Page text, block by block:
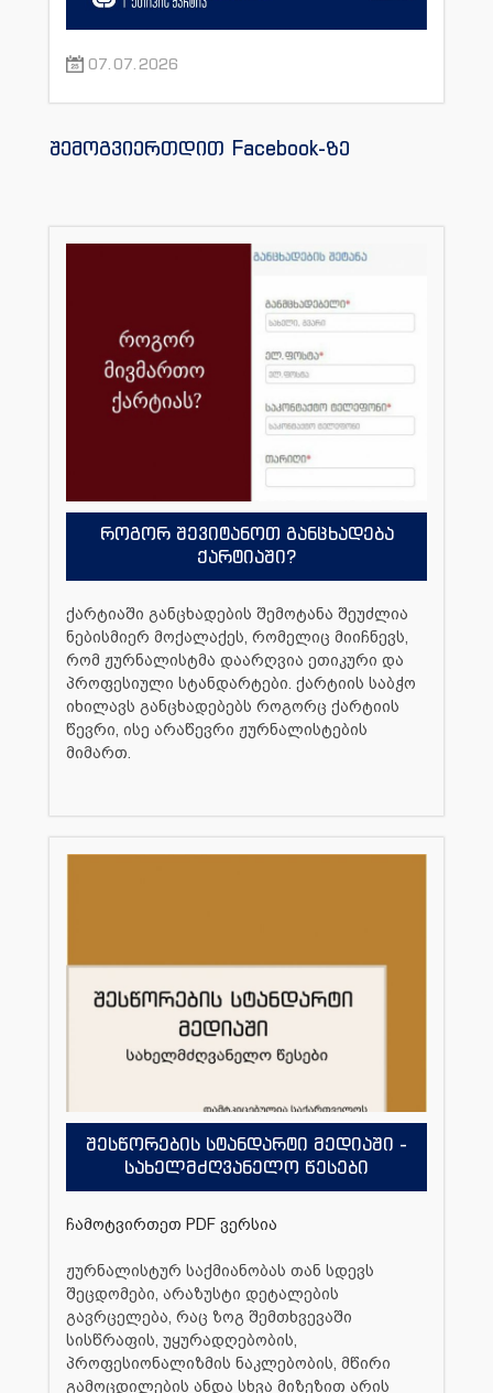
07.07.2026
შემოგვიერთდით Facebook-ზე
როგორ შევიტანოთ განცხადება
ქარტიაში?
ქარტიაში განცხადების შემოტანა შეუძლია
ნებისმიერ მოქალაქეს, რომელიც მიიჩნევს,
რომ ჟურნალისტმა დაარღვია ეთიკური და
პროფესიული სტანდარტები. ქარტიის საბჭო
იხილავს განცხადებებს როგორც ქარტიის
წევრი, ისე არაწევრი ჟურნალისტების
მიმართ.
შესწორების სტანდარტი მედიაში -
სახელმძღვანელო წესები
ჩამოტვირთეთ PDF ვერსია
ჟურნალისტურ საქმიანობას თან სდევს
შეცდომები, არაზუსტი დეტალების
გავრცელება, რაც ზოგ შემთხვევაში
სისწრაფის, უყურადღებობის,
პროფესიონალიზმის ნაკლებობის, მწირი
გამოცდილების ანდა სხვა მიზეზით არის